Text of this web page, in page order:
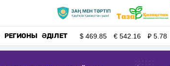
РЕГИОНЫ ӘДІЛЕТ $469.85 €542.16 ₽5.78